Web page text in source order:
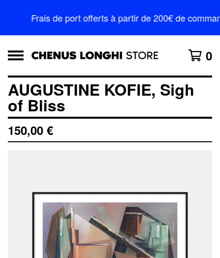
Frais de port offerts à partir de 200€ de
0
AUGUSTINE KOFIE, Sigh
of Bliss
150,00 €